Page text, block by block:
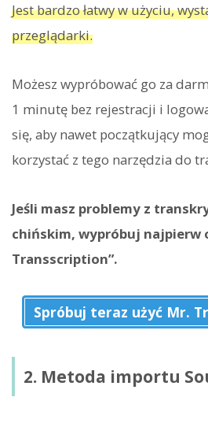
Jest bardzo łatwy w użyciu,
przeglądarki.
Możesz wypróbować go za
1 minutę bez rejestracji i
się, aby nawet początkujący
korzystać z tego narzędzia do
Jeśli masz problemy z
chińskim, wypróbuj najpierw
Transscription”.
Spróbuj teraz użyć Mr.
2. Metoda importu